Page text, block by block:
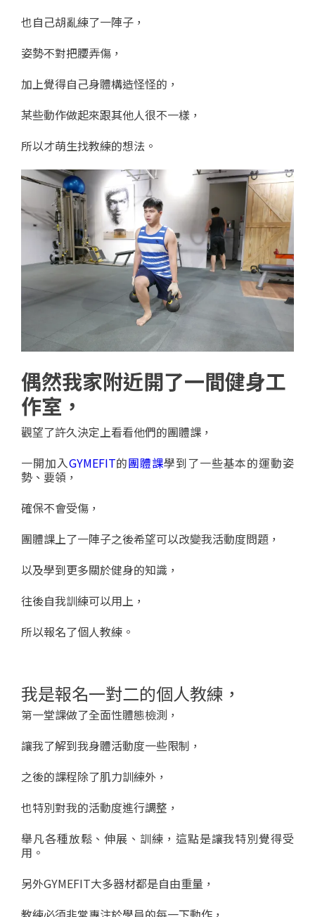
也自己胡亂練了一陣子，
姿勢不對把腰弄傷，
加上覺得自己身體構造怪怪的，
某些動作做起來跟其他人很不一樣，
所以才萌生找教練的想法。
偶然我家附近開了一間健身工
作室，
觀望了許久決定上看看他們的團體課，
一開加入GYMEFIT的團體課學到了一些基本的運動姿
勢、要領，
確保不會受傷，
團體課上了一陣子之後希望可以改變我活動度問題，
以及學到更多關於健身的知識，
往後自我訓練可以用上，
所以報名了個人教練。
我是報名一對二的個人教練，
第一堂課做了全面性體態檢測，
讓我了解到我身體活動度一些限制，
之後的課程除了肌力訓練外，
也特別對我的活動度進行調整，
舉凡各種放鬆、伸展、訓練，這點是讓我特別覺得受
用。
另外GYMEFIT大多器材都是自由重量，